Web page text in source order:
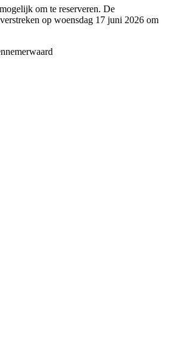
om te reserveren. De
op woensdag 17 juni 2026 om